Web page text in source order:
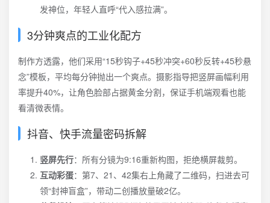
发神位，年轻人直呼“代入感拉满”。
3分钟爽点的工业化配方
制作方透露，他们采用“15秒钩子+45秒冲突+60秒反转+45秒悬
念”模板，平均每分钟抛出一个爽点。摄影指导把竖屏画幅利用
率提升40%，让角色脸部占据黄金分割，保证手机端观看也能
看清微表情。
抖音、快手流量密码拆解
竖屏先行：所有分镜为9:16重新构图，拒绝横屏裁剪。
互动彩蛋：第7、21、42集右上角藏了二维码，扫进去可
领“封神盲盒”，带动二创播放量破2亿。